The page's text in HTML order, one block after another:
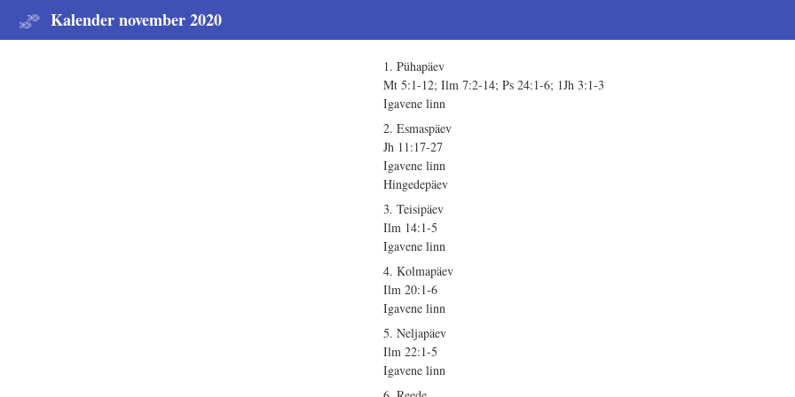
Kalender november 2020
1. Pühapäev
Mt 5:1-12; Ilm 7:2-14; Ps 24:1-6; 1Jh 3:1-3
Igavene linn
2. Esmaspäev
Jh 11:17-27
Igavene linn
Hingedepäev
3. Teisipäev
Ilm 14:1-5
Igavene linn
4. Kolmapäev
Ilm 20:1-6
Igavene linn
5. Neljapäev
Ilm 22:1-5
Igavene linn